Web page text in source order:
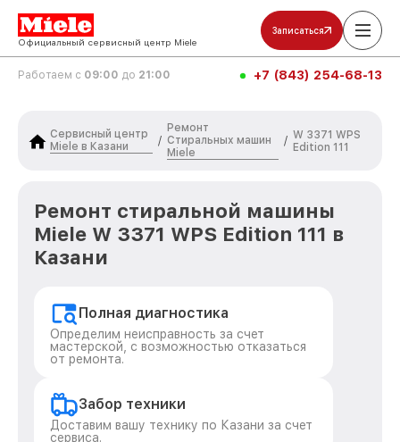
Официальный сервисный центр Miele
Записаться
Работаем с 09:00 до 21:00 +7 (843) 254-68-13
Сервисный центр
Miele в Казани
/
Ремонт
Стиральных машин
Miele
/ W 3371 WPS
Edition 111
Ремонт стиральной машины
Miele W 3371 WPS Edition 111 в
Казани
Полная диагностика
Определим неисправность за счет
мастерской, с возможностью отказаться
от ремонта.
Забор техники
Доставим вашу технику по Казани за счет
сервиса.